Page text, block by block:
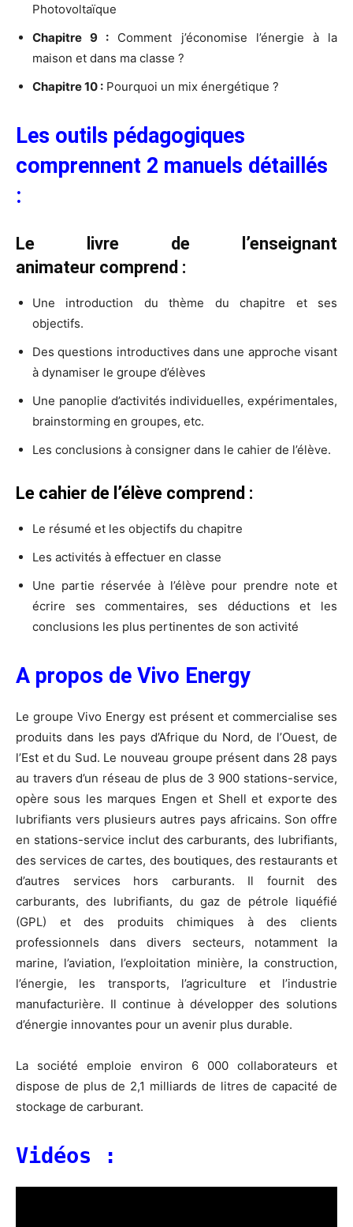
Photovoltaïque
Chapitre 9 : Comment j’économise l’énergie à la
maison et dans ma classe ?
Chapitre 10 : Pourquoi un mix énergétique ?
Les outils pédagogiques
comprennent 2 manuels détaillés
:
Le livre de l’enseignant
animateur comprend :
Une introduction du thème du chapitre et ses
objectifs.
Des questions introductives dans une approche visant
à dynamiser le groupe d’élèves
Une panoplie d’activités individuelles, expérimentales,
brainstorming en groupes, etc.
Les conclusions à consigner dans le cahier de l’élève.
Le cahier de l’élève comprend :
Le résumé et les objectifs du chapitre
Les activités à effectuer en classe
Une partie réservée à l’élève pour prendre note et
écrire ses commentaires, ses déductions et les
conclusions les plus pertinentes de son activité
A propos de Vivo Energy
Le groupe Vivo Energy est présent et commercialise ses
produits dans les pays d’Afrique du Nord, de l’Ouest, de
l’Est et du Sud. Le nouveau groupe présent dans 28 pays
au travers d’un réseau de plus de 3 900 stations-service,
opère sous les marques Engen et Shell et exporte des
lubrifiants vers plusieurs autres pays africains. Son offre
en stations-service inclut des carburants, des lubrifiants,
des services de cartes, des boutiques, des restaurants et
d’autres services hors carburants. Il fournit des
carburants, des lubrifiants, du gaz de pétrole liquéfié
(GPL) et des produits chimiques à des clients
professionnels dans divers secteurs, notamment la
marine, l’aviation, l’exploitation minière, la construction,
l’énergie, les transports, l’agriculture et l’industrie
manufacturière. Il continue à développer des solutions
d’énergie innovantes pour un avenir plus durable.
La société emploie environ 6 000 collaborateurs et
dispose de plus de 2,1 milliards de litres de capacité de
stockage de carburant.
Vidéos :